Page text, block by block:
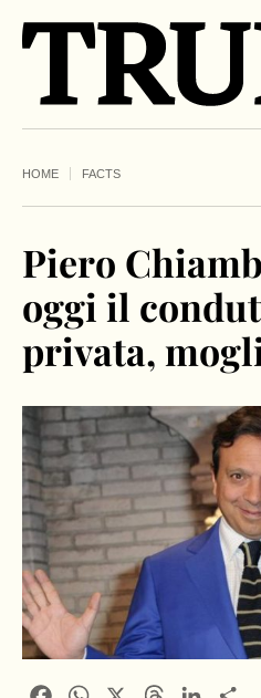
HOME FACTS
Piero
oggi il
privata,